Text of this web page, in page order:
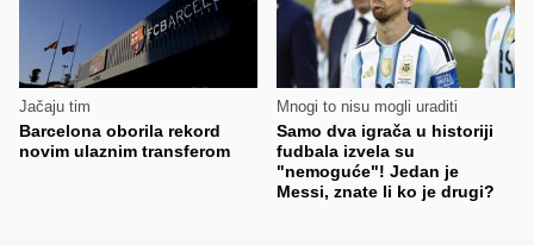
Jačaju tim
Barcelona oborila rekord
novim ulaznim transferom
Mnogi to nisu mogli uraditi
Samo dva igrača u historiji
fudbala izvela su
"nemoguće"! Jedan je
Messi, znate li ko je drugi?